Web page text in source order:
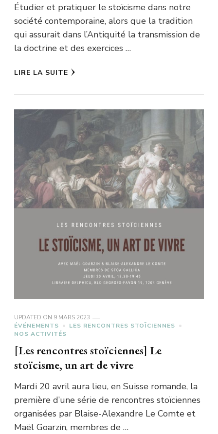
Étudier et pratiquer le stoïcisme dans notre
société contemporaine, alors que la tradition
qui assurait dans l’Antiquité la transmission de
la doctrine et des exercices …
LIRE LA SUITE
UPDATED ON 9 MARS 2023
ÉVÉNEMENTS
LES RENCONTRES STOÏCIENNES
NOS ACTIVITÉS
[Les rencontres stoïciennes] Le
stoïcisme, un art de vivre
Mardi 20 avril aura lieu, en Suisse romande, la
première d’une série de rencontres stoïciennes
organisées par Blaise-Alexandre Le Comte et
Maël Goarzin, membres de …